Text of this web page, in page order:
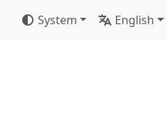
System English